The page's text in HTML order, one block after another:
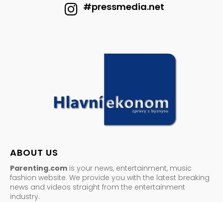
#pressmedia.net
ABOUT US
Parenting.com is your news, entertainment, music
fashion website. We provide you with the latest breaking
news and videos straight from the entertainment
industry.